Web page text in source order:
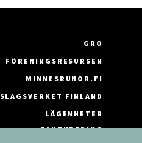
GRO
FÖRENINGSRESURSEN
MINNESRUNOR.FI
FINLAND
LÄGENHETER
FAKTURERING